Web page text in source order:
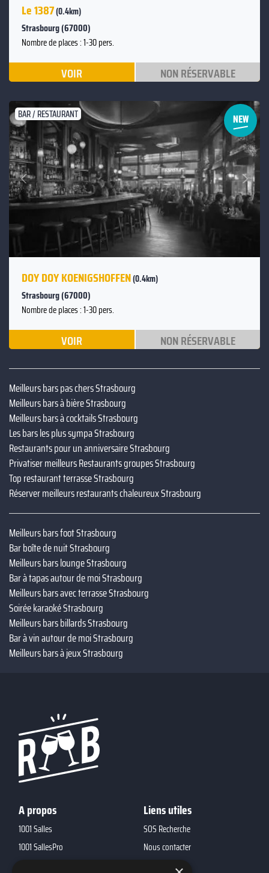
Le 1387(0.4km)
Strasbourg (67000)
Nombre de places : 1-30 pers.
VOIR NON RÉSERVABLE
BAR / RESTAURANT
Précédent
Suivant
DOY DOY KOENIGSHOFFEN(0.4km)
Strasbourg (67000)
Nombre de places : 1-30 pers.
VOIR NON RÉSERVABLE
Meilleurs bars pas chers Strasbourg
Meilleurs bars à bière Strasbourg
Meilleurs bars à cocktails Strasbourg
Les bars les plus sympa Strasbourg
Restaurants pour un anniversaire Strasbourg
Privatiser meilleurs Restaurants groupes Strasbourg
Top restaurant terrasse Strasbourg
Réserver meilleurs restaurants chaleureux Strasbourg
Meilleurs bars foot Strasbourg
Bar boîte de nuit Strasbourg
Meilleurs bars lounge Strasbourg
Bar à tapas autour de moi Strasbourg
Meilleurs bars avec terrasse Strasbourg
Soirée karaoké Strasbourg
Meilleurs bars billards Strasbourg
Bar à vin autour de moi Strasbourg
Meilleurs bars à jeux Strasbourg
A propos
1001 Salles
1001 SallesPro
Liens utiles
SOS Recherche
Nous contacter